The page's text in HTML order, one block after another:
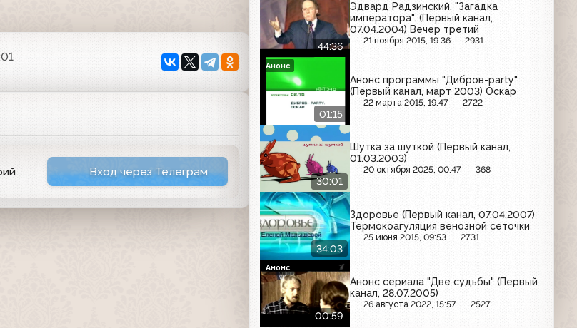
Вход через Телеграм
44:36
Эдвард Радзинский. "Загадка
императора". (Первый канал,
07.04.2004) Вечер третий
21 ноября 2015, 19:36 2931
01:15
Анонс программы "Дибров-party"
(Первый канал, март 2003) Оскар
22 марта 2015, 19:47 2722
Анонс
30:01
Шутка за шуткой (Первый канал,
01.03.2003)
20 октября 2025, 00:47 368
34:03
Здоровье (Первый канал, 07.04.2007)
Термокоагуляция венозной сеточки
25 июня 2015, 09:53 2731
00:59
Анонс сериала "Две судьбы" (Первый
канал, 28.07.2005)
26 августа 2022, 15:57 2527
Анонс